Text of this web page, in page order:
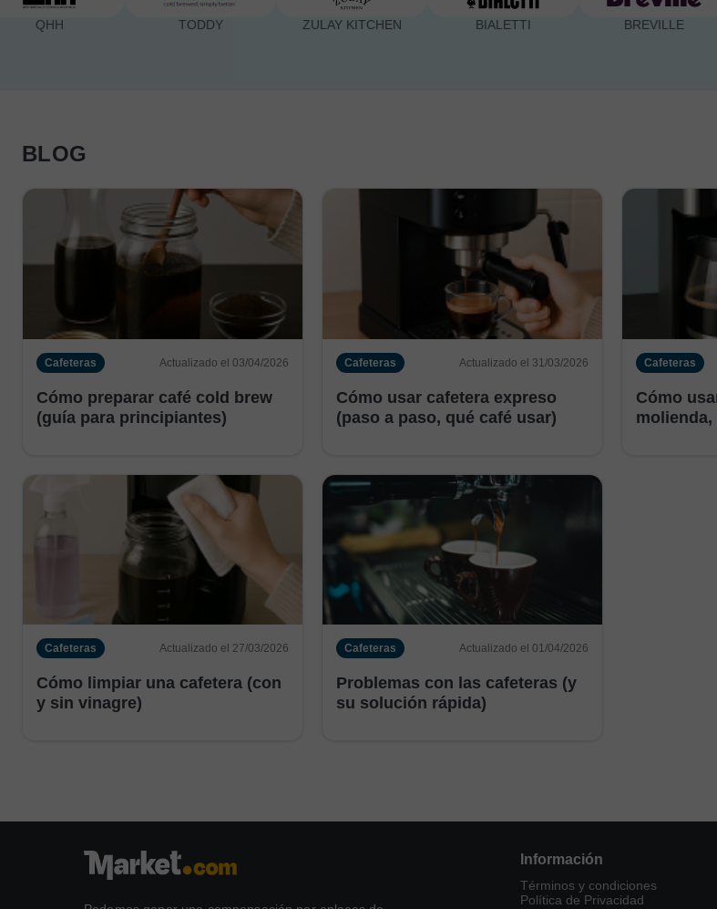
ZULAY KITCHEN
BLOG
Cafeteras Actualizado el 03/04/2026
Cómo preparar café cold brew
(guía para principiantes)
Cafeteras Actualizado el 31/03/2026
Cómo usar cafetera expreso
(paso a paso, qué café usar)
Cafeteras
Cómo
molienda,
Cafeteras Actualizado el 27/03/2026
Cómo limpiar una cafetera (con
y sin vinagre)
Cafeteras Actualizado el 01/04/2026
Problemas con las cafeteras (y
su solución rápida)
Información
Términos y condiciones
Política de Privacidad